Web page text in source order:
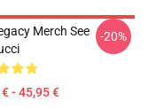
Merch See
- 45,95 €
-20%